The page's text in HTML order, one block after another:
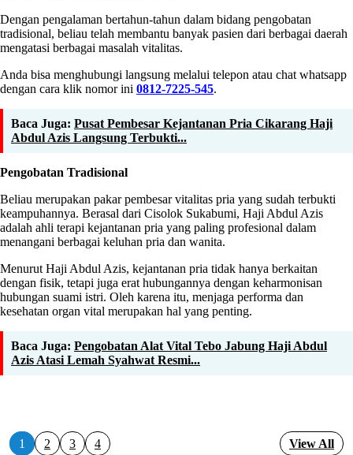
Dengan pengalaman bertahun-tahun dalam bidang pengobatan
tradisional, beliau telah membantu banyak pasien dari berbagai daerah
mengatasi berbagai masalah vitalitas.
Anda bisa menghubungi langsung melalui telepon atau chat whatsapp
dengan cara klik nomor ini 0812-7225-545.
Baca Juga: Pusat Pembesar Kejantanan Pria Cikarang Haji
Abdul Azis Langsung Terbukti...
Pengobatan Tradisional
Beliau merupakan pakar pembesar vitalitas pria yang sudah terbukti
keampuhannya. Berasal dari Cisolok Sukabumi, Haji Abdul Azis
adalah ahli terapi kejantanan pria yang paling profesional dalam
menangani berbagai keluhan pria dan wanita.
Menurut Haji Abdul Azis, kejantanan pria tidak hanya berkaitan
dengan fisik, tetapi juga erat hubungannya dengan keharmonisan
hubungan suami istri. Oleh karena itu, menjaga performa dan
kesehatan organ vital merupakan hal yang penting.
Baca Juga: Pengobatan Alat Vital Tebo Jabung Haji Abdul
Azis Atasi Lemah Syahwat Resmi...
1 2 3 4 View All